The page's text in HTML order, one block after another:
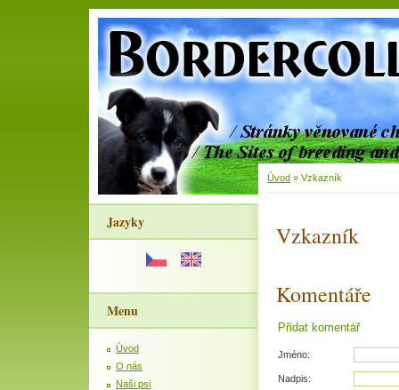
Jazyky
Menu
Úvod
O nás
Naši psi
Úvod » Vzkazník
Vzkazník
Komentáře
Přidat komentář
Jméno:
Nadpis: